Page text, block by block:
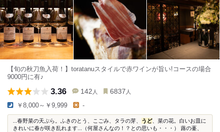
【旬の秋刀魚入荷！】toratanuスタイルで赤ワインが旨い!コースの場合
9000円に有♪
3.36 142 人 6837 人
￥8,000～￥9,999 -
...春野菜の天ぷら。ふきのとう、こごみ、タラの芽、 うど、菜の花。白いお皿に
きれいに春が咲き乱れます...（何屋さんなの！？との思いも・・・） 蕗の薹、